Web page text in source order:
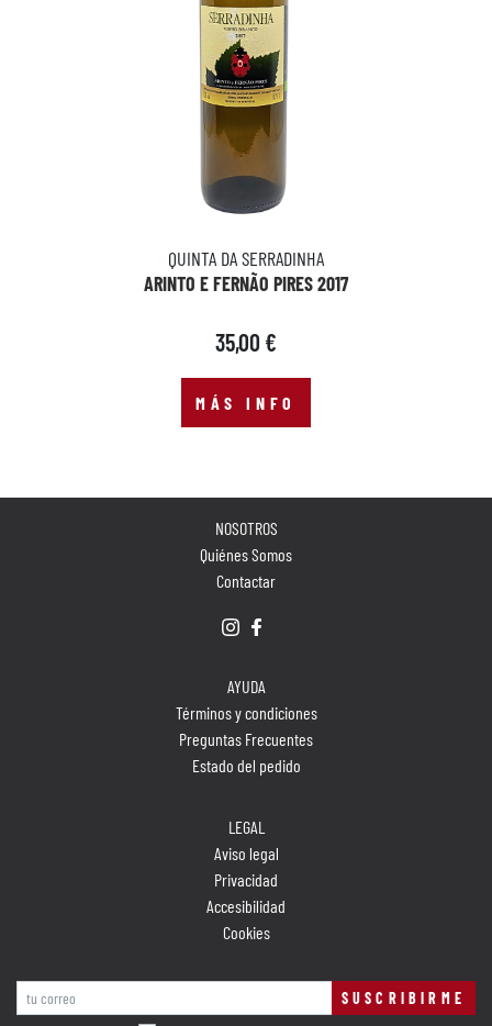
QUINTA DA SERRADINHA
ARINTO E FERNÃO PIRES 2017
35,00 €
MÁS INFO
NOSOTROS
Quiénes Somos
Contactar
AYUDA
Términos y condiciones
Preguntas Frecuentes
Estado del pedido
LEGAL
Aviso legal
Privacidad
Accesibilidad
Cookies
SUSCRIBIRME